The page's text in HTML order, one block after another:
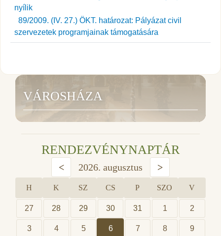
89/2009. (IV. 27.) ÖKT. határozat: Pályázat civil
szervezetek programjainak támogatására
VÁROSHÁZA
RENDEZVÉNYNAPTÁR
< 2026. augusztus >
H K SZ CS P SZO V
27 28 29 30 31 1 2
3 4 5 6 7 8 9